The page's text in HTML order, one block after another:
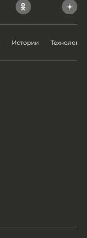
Истории Технологии